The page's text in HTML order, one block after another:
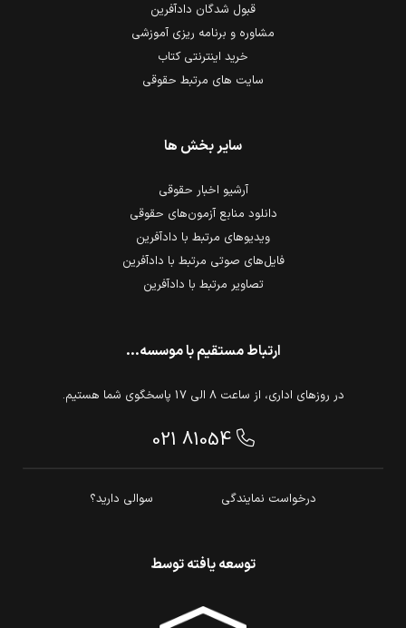
ارتباط مستقیم با موسسه...
در روزهای اداری، از ساعت 8 الی 17 پاسخگوی شما هستیم.
021 81054
درخواست نمایندگی سوالی دارید؟
قبول شدگان دادآفرین
مشاوره و برنامه ریزی آموزشی
خرید اینترنتی کتاب
سایت های مرتبط حقوقی
سایر بخش ها
آرشیو اخبار حقوقی
دانلود منابع آزمون‌های حقوقی
ویدیوهای مرتبط با دادآفرین
فایل‌های صوتی مرتبط با دادآفرین
تصاویر مرتبط با دادآفرین
توسعه یافته توسط